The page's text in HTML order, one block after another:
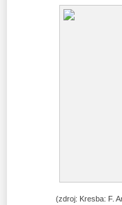
(zdroj: Kresba: F.